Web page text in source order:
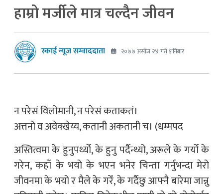
हाम्रो मर्जीले मात्र चल्दैन जीवन
स्काई न्यूज सम्वाददाता २०७७ असोज २४ गते शनिबार
न परेसं विलोमानी, न परेसं कताकतं।
अत्तनो व अवेक्खेय्य, कतानी अकतानी च। (धम्मपद
अस्तित्वमा के हुनुपर्थ्यो, के हुनु पर्दैन्थ्यो, अरूले के गर्यो के
गरेन, कहाँ के भयो के भएन भनेर चिन्ता गर्नुभन्दा मेरो
जीवनमा के भयो र मैले के गरेँ, के गर्दैछु आफ्नै बारेमा जान्नु